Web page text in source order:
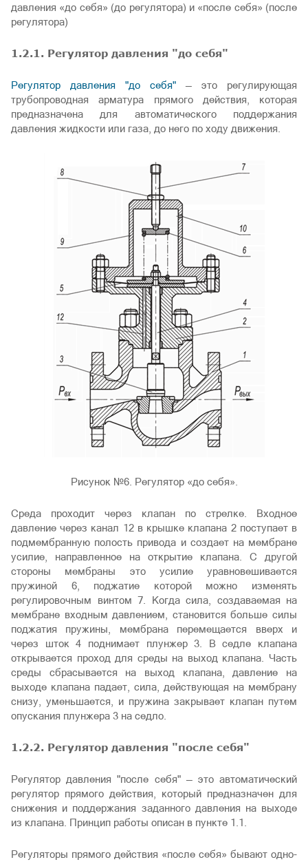
давления «до себя» (до регулятора) и «после себя» (после
регулятора)
1.2.1. Регулятор давления "до себя"
Регулятор давления "до себя" — это регулирующая
трубопроводная арматура прямого действия, которая
предназначена для автоматического поддержания
давления жидкости или газа, до него по ходу движения.
Рисунок №6. Регулятор «до себя».
Среда проходит через клапан по стрелке. Входное
давление через канал 12 в крышке клапана 2 поступает в
подмембранную полость привода и создает на мембране
усилие, направленное на открытие клапана. С другой
стороны мембраны это усилие уравновешивается
пружиной 6, поджатие которой можно изменять
регулировочным винтом 7. Когда сила, создаваемая на
мембране входным давлением, становится больше силы
поджатия пружины, мембрана перемещается вверх и
через шток 4 поднимает плунжер 3. В седле клапана
открывается проход для среды на выход клапана. Часть
среды сбрасывается на выход клапана, давление на
выходе клапана падает, сила, действующая на мембрану
снизу, уменьшается, и пружина закрывает клапан путем
опускания плунжера 3 на седло.
1.2.2. Регулятор давления "после себя"
Регулятор давления "после себя" — это автоматический
регулятор прямого действия, который предназначен для
снижения и поддержания заданного давления на выходе
из клапана. Принцип работы описан в пункте 1.1.
Регуляторы прямого действия «после себя» бывают одно-